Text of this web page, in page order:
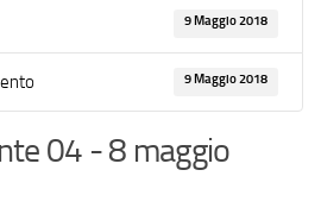
9 Maggio 2018
9 Maggio 2018
04 - 8 maggio